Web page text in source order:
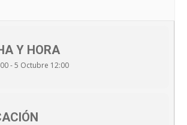
Y HORA
- 5 Octubre 12:00